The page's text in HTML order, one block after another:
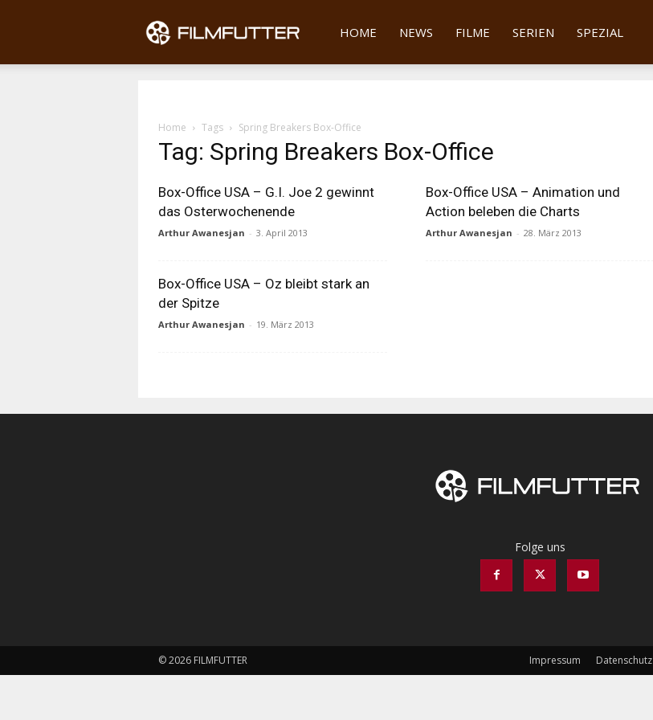
Filmfutter
HOME NEWS FILME SERIEN SPEZIAL
Home Tags Spring Breakers Box-Office
Tag: Spring Breakers Box-Office
Box-Office USA – G.I. Joe 2 gewinnt
das Osterwochenende
Arthur Awanesjan - 3. April 2013
Box-Office USA – Animation und
Action beleben die Charts
Arthur Awanesjan - 28. März 2013
Box-Office USA – Oz bleibt stark an
der Spitze
Arthur Awanesjan - 19. März 2013
Folge uns
Impressum Datenschutz
© 2026 FILMFUTTER